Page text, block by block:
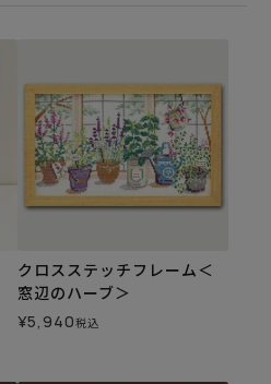
クロスステッチフレーム＜
窓辺のハーブ＞
¥5,940税込